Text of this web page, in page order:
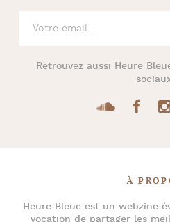
Retrouvez aussi Heure
À
Heure Bleueest un webzine
vocation de partager les